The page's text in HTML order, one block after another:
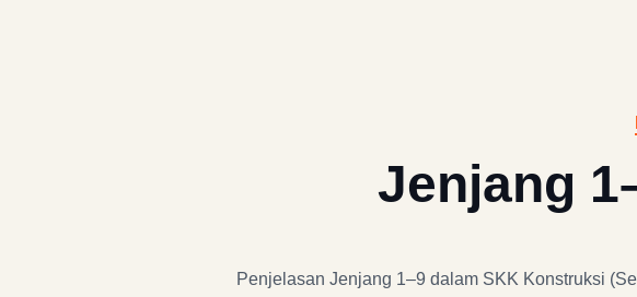
Jenjang
Penjelasan Jenjang 1–9 dalam SKK Konstruksi